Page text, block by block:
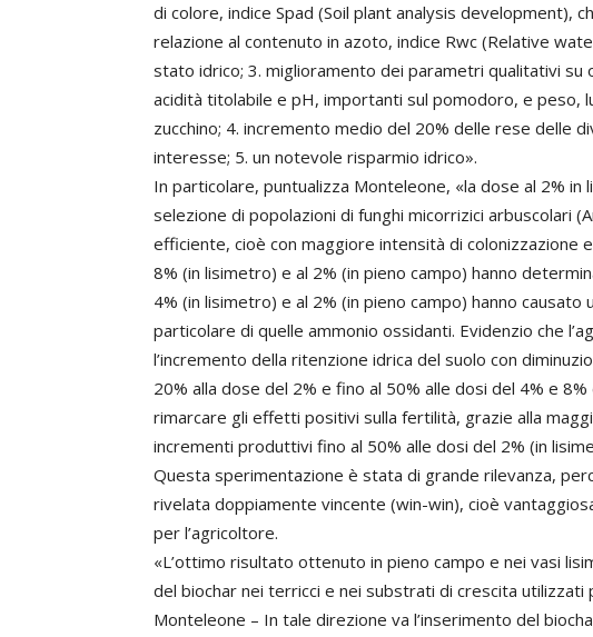
di colore, indice Spad (Soil plant analysis development),
relazione al contenuto in azoto, indice Rwc (Relative
stato idrico; 3. miglioramento dei parametri qualitativi
acidità titolabile e pH, importanti sul pomodoro, e peso,
zucchino; 4. incremento medio del 20% delle rese delle
interesse; 5. un notevole risparmio idrico».
In particolare, puntualizza Monteleone, «la dose al 2%
selezione di popolazioni di funghi micorrizici arbuscolari
efficiente, cioè con maggiore intensità di colonizzazione
8% (in lisimetro) e al 2% (in pieno campo) hanno
4% (in lisimetro) e al 2% (in pieno campo) hanno causato
particolare di quelle ammonio ossidanti. Evidenzio che
l’incremento della ritenzione idrica del suolo con
20% alla dose del 2% e fino al 50% alle dosi del 4% e
rimarcare gli effetti positivi sulla fertilità, grazie alla
incrementi produttivi fino al 50% alle dosi del 2% (in
Questa sperimentazione è stata di grande rilevanza,
rivelata doppiamente vincente (win-win), cioè
per l’agricoltore.
«L’ottimo risultato ottenuto in pieno campo e nei vasi
del biochar nei terricci e nei substrati di crescita
Monteleone – In tale direzione va l’inserimento del